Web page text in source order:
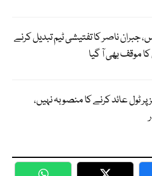
جبران ناصر کا تفتیشی ٹیم تبدیل کرنے
کا موقف بھی آ گیا
پر ٹول عائد کرنے کا منصوبہ نہیں،